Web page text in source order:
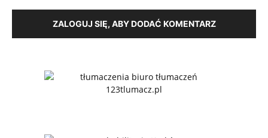
ZALOGUJ SIĘ, ABY DODAĆ KOMENTARZ